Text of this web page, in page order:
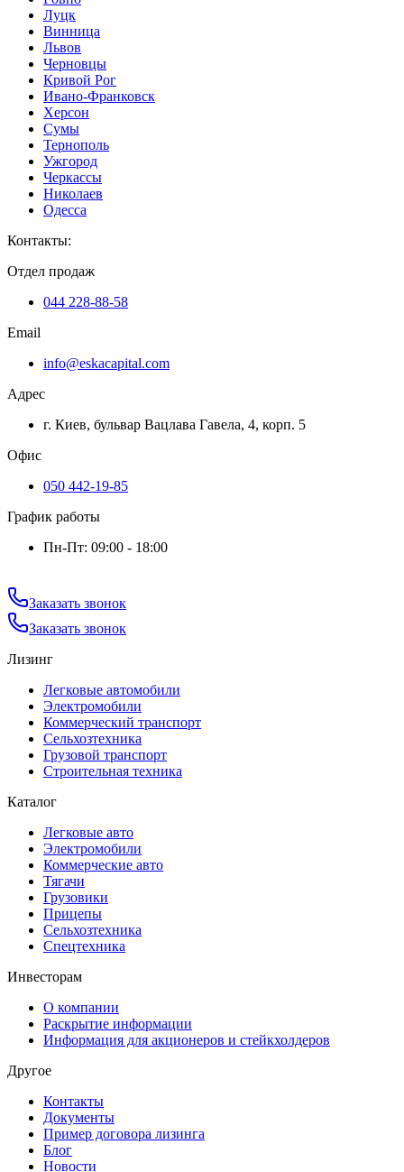
Луцк
Винница
Львов
Черновцы
Кривой Рог
Ивано-Франковск
Херсон
Сумы
Тернополь
Ужгород
Черкассы
Николаев
Одесса
Контакты:
Отдел продаж
044 228-88-58
Email
info@eskacapital.com
Адрес
г. Киев, бульвар Вацлава Гавела, 4, корп. 5
Офис
050 442-19-85
График работы
Пн-Пт: 09:00 - 18:00
Заказать звонок
Заказать звонок
Лизинг
Легковые автомобили
Электромобили
Коммерческий транспорт
Сельхозтехника
Грузовой транспорт
Строительная техника
Каталог
Легковые авто
Электромобили
Коммерческие авто
Тягачи
Грузовики
Прицепы
Сельхозтехника
Спецтехника
Инвесторам
О компании
Раскрытие информации
Информация для акционеров и стейкхолдеров
Другое
Контакты
Документы
Пример договора лизинга
Блог
Новости